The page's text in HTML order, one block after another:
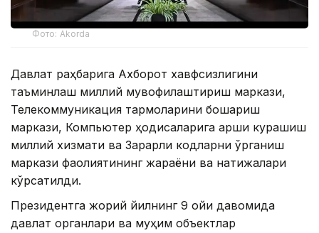
Фото: Akorda
Давлат раҳбарига Ахборот хавфсизлигини
таъминлаш миллий мувофиқлаштириш маркази,
Телекоммуникация тармоқларини бошқариш
маркази, Компьютер ҳодисаларига қарши курашиш
миллий хизмати ва Зарарли кодларни ўрганиш
маркази фаолиятининг жараёни ва натижалари
кўрсатилди.
Президентга жорий йилнинг 9 ойи давомида
давлат органлари ва муҳим объектлар